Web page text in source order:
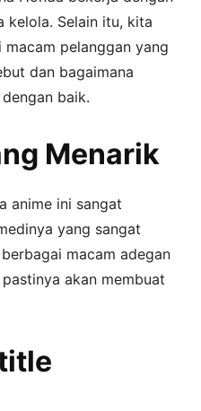
kelola. Selain itu, kita
pelanggan yang
dan bagaimana
baik.
Menarik
anime ini sangat
yang sangat
macam adegan
akan membuat